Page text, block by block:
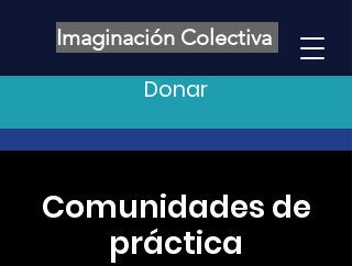
Imaginación Colectiva
Donar
Comunidades de
práctica